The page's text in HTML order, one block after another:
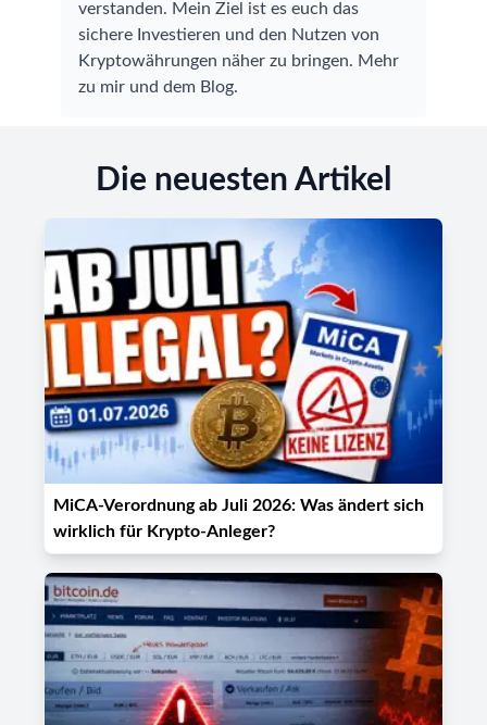
verstanden. Mein Ziel ist es euch das
sichere Investieren und den Nutzen von
Kryptowährungen näher zu bringen. Mehr
zu mir und dem Blog.
Die neuesten Artikel
MiCA-Verordnung ab Juli 2026: Was ändert sich
wirklich für Krypto-Anleger?